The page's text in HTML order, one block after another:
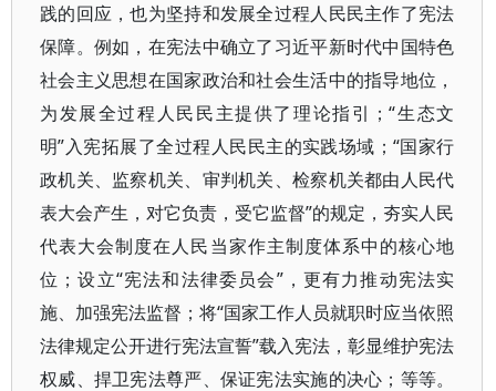
践的回应，也为坚持和发展全过程人民民主作了宪法
保障。例如，在宪法中确立了习近平新时代中国特色
社会主义思想在国家政治和社会生活中的指导地位，
为发展全过程人民民主提供了理论指引；“生态文
明”入宪拓展了全过程人民民主的实践场域；“国家行
政机关、监察机关、审判机关、检察机关都由人民代
表大会产生，对它负责，受它监督”的规定，夯实人民
代表大会制度在人民当家作主制度体系中的核心地
位；设立“宪法和法律委员会”，更有力推动宪法实
施、加强宪法监督；将“国家工作人员就职时应当依照
法律规定公开进行宪法宣誓”载入宪法，彰显维护宪法
权威、捍卫宪法尊严、保证宪法实施的决心；等等。